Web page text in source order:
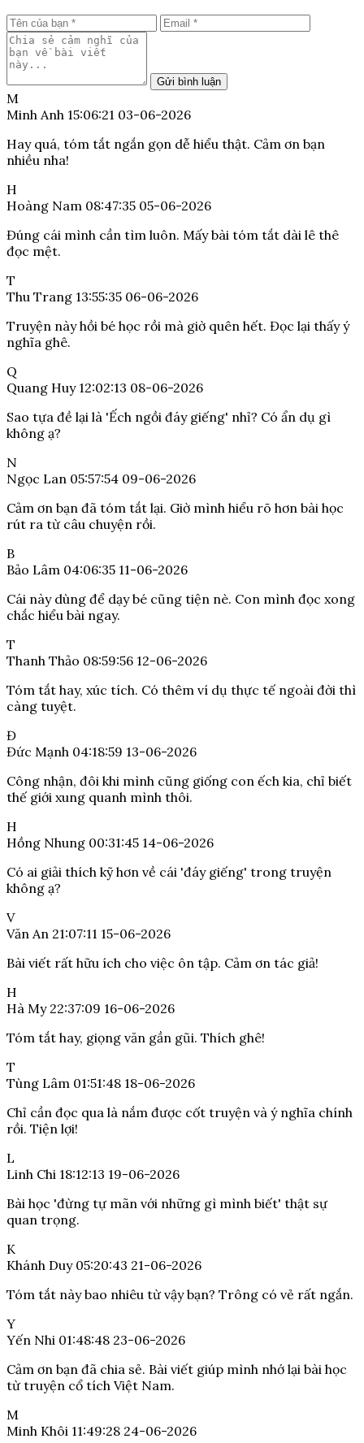
Gửi bình luận
M
Minh Anh 15:06:21 03-06-2026
Hay quá, tóm tắt ngắn gọn dễ hiểu thật. Cảm ơn bạn
nhiều nha!
H
Hoàng Nam 08:47:35 05-06-2026
Đúng cái mình cần tìm luôn. Mấy bài tóm tắt dài lê thê
đọc mệt.
T
Thu Trang 13:55:35 06-06-2026
Truyện này hồi bé học rồi mà giờ quên hết. Đọc lại thấy ý
nghĩa ghê.
Q
Quang Huy 12:02:13 08-06-2026
Sao tựa đề lại là 'Ếch ngồi đáy giếng' nhỉ? Có ẩn dụ gì
không ạ?
N
Ngọc Lan 05:57:54 09-06-2026
Cảm ơn bạn đã tóm tắt lại. Giờ mình hiểu rõ hơn bài học
rút ra từ câu chuyện rồi.
B
Bảo Lâm 04:06:35 11-06-2026
Cái này dùng để dạy bé cũng tiện nè. Con mình đọc xong
chắc hiểu bài ngay.
T
Thanh Thảo 08:59:56 12-06-2026
Tóm tắt hay, xúc tích. Có thêm ví dụ thực tế ngoài đời thì
càng tuyệt.
Đ
Đức Mạnh 04:18:59 13-06-2026
Công nhận, đôi khi mình cũng giống con ếch kia, chỉ biết
thế giới xung quanh mình thôi.
H
Hồng Nhung 00:31:45 14-06-2026
Có ai giải thích kỹ hơn về cái 'đáy giếng' trong truyện
không ạ?
V
Văn An 21:07:11 15-06-2026
Bài viết rất hữu ích cho việc ôn tập. Cảm ơn tác giả!
H
Hà My 22:37:09 16-06-2026
Tóm tắt hay, giọng văn gần gũi. Thích ghê!
T
Tùng Lâm 01:51:48 18-06-2026
Chỉ cần đọc qua là nắm được cốt truyện và ý nghĩa chính
rồi. Tiện lợi!
L
Linh Chi 18:12:13 19-06-2026
Bài học 'đừng tự mãn với những gì mình biết' thật sự
quan trọng.
K
Khánh Duy 05:20:43 21-06-2026
Tóm tắt này bao nhiêu từ vậy bạn? Trông có vẻ rất ngắn.
Y
Yến Nhi 01:48:48 23-06-2026
Cảm ơn bạn đã chia sẻ. Bài viết giúp mình nhớ lại bài học
từ truyện cổ tích Việt Nam.
M
Minh Khôi 11:49:28 24-06-2026